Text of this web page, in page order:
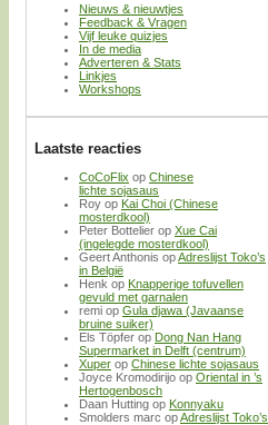
Nieuws & nieuwtjes
Feedback & Vragen
Vijf leuke quizjes
In de media
Adverteren & Stats
Linkjes
Workshops
Laatste reacties
CoCoFlix op Chinese
lichte sojasaus
Roy op Kai Choi (Chinese
mosterdkool)
Peter Bottelier op Xue Cai
(ingelegde mosterdkool)
Geert Anthonis opAdreslijst Toko’s
in België
Henk op Knapperige tofuvellen
gevuld met garnalen
remi op Gula djawa (Javaanse
bruine suiker)
Els Töpfer op Dong Nan Hang
Supermarket in Delft (centrum)
Xuper op Chinese lichte sojasaus
Joyce Kromodirijo op Oriental in ’s
Hertogenbosch
Daan Hutting op Konnyaku
Smolders marc opAdreslijst Toko’s